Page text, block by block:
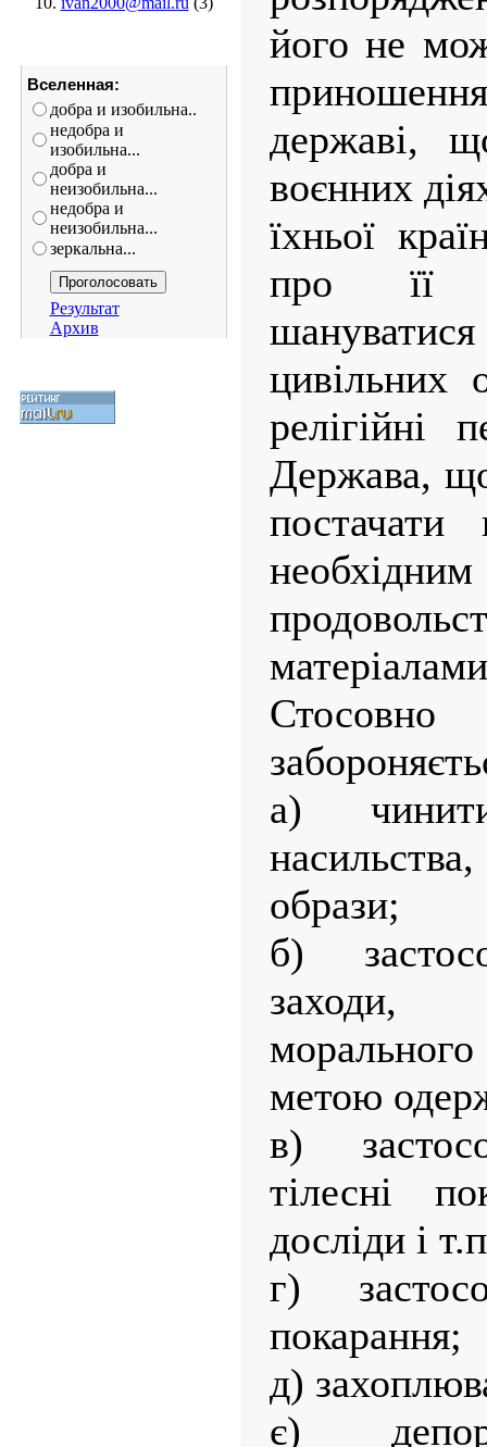
Вселенная:
добра и изобильна..
недобра и
изобильна...
добра и
неизобильна...
недобра и
неизобильна...
зеркальна...
Результат
Архив
його не
приношення
державі,
воєнних
їхньої
про її
цивільних
релігійні
Держава,
постачати
а)
образи;
б)
заходи,
морального
метою
в)
тілесні
досліди і
г)
покарання;
д)
є)